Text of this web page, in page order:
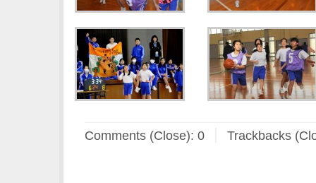
Comments (Close): 0 Trackbacks